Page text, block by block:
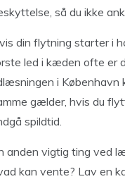
så du ikke
din flytning starter i
led i kæden ofte er
i
gælder, hvis du
spildtid.
anden vigtig ting ved
kan vente? Lav en